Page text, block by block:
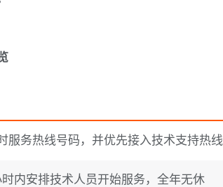
服务热线号码，并优先接入技术支持热线
内安排技术人员开始服务，全年无休